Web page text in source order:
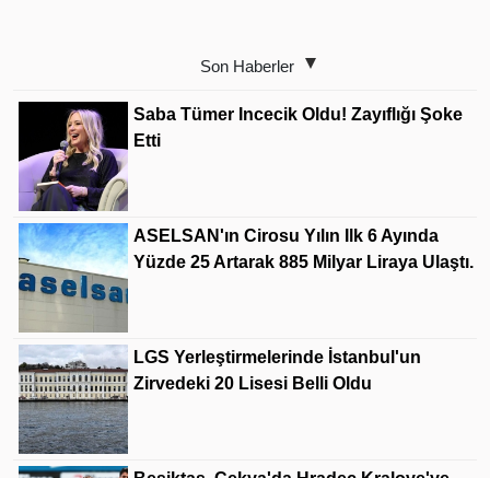
Son Haberler
Saba Tümer Incecik Oldu! Zayıflığı Şoke
Etti
ASELSAN'ın Cirosu Yılın Ilk 6 Ayında
Yüzde 25 Artarak 885 Milyar Liraya Ulaştı.
LGS Yerleştirmelerinde İstanbul'un
Zirvedeki 20 Lisesi Belli Oldu